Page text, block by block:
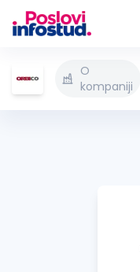
O
kompaniji